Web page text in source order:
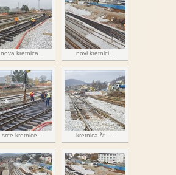
nova kretnica... novi kretnici...
srce kretnice... kretnica št. ...